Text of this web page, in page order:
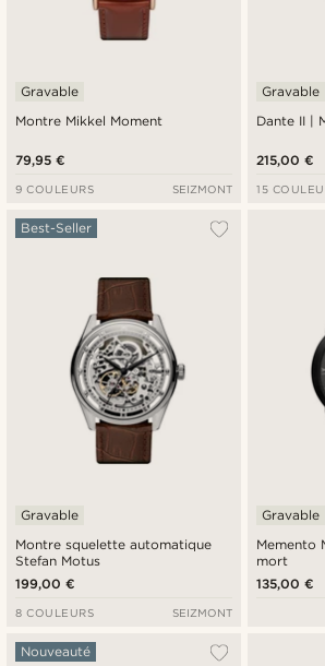
Montre Mikkel Moment
Gravable
79,95 €
9 COULEURS SEIZMONT
Dante II |
Gravable
215,00 €
15
Montre squelette automatique
Stefan Motus
Best-Seller
Gravable
199,00 €
8 COULEURS SEIZMONT
Memento
mort
Gravable
135,00 €
Nouveauté